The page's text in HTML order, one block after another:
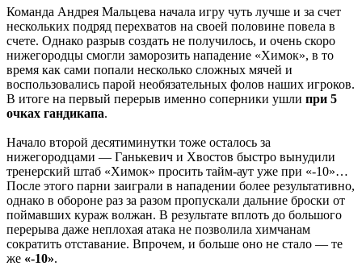
Команда Андрея Мальцева начала игру чуть лучше и за счет
нескольких подряд перехватов на своей половине повела в
счете. Однако разрыв создать не получилось, и очень скоро
нижегородцы смогли заморозить нападение «Химок», в то
время как сами попали несколько сложных мячей и
воспользовались парой необязательных фолов наших игроков.
В итоге на первый перерыв именно соперники ушли при 5
очках гандикапа.
Начало второй десятиминутки тоже осталось за
нижегородцами — Ганькевич и Хвостов быстро вынудили
тренерский штаб «Химок» просить тайм-аут уже при «-10»…
После этого парни заиграли в нападении более результативно,
однако в обороне раз за разом пропускали дальние броски от
поймавших кураж волжан. В результате вплоть до большого
перерыва даже неплохая атака не позволила химчанам
сократить отставание. Впрочем, и больше оно не стало — те
же «-10».